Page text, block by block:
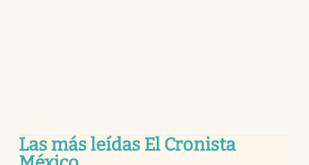
Las más leídas El Cronista